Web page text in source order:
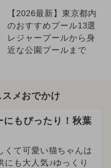
【2026最新】東京都内
のおすすめプール13選
レジャープールから身
近な公園プールまで
メおでかけ
にもぴったり！秋葉
くて可愛い猫ちゃんは
にも大人気♪ゆっくり